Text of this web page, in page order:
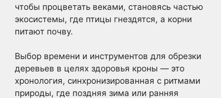
чтобы процветать веками, становясь частью
экосистемы, где птицы гнездятся, а корни
питают почву.
Выбор времени и инструментов для обрезки
деревьев в целях здоровья кроны — это
хронология, синхронизированная с ритмами
природы, где поздняя зима или ранняя